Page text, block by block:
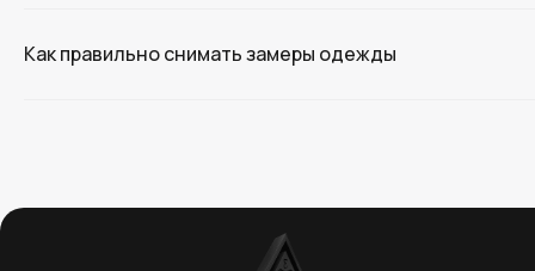
Как правильно снимать замеры одежды